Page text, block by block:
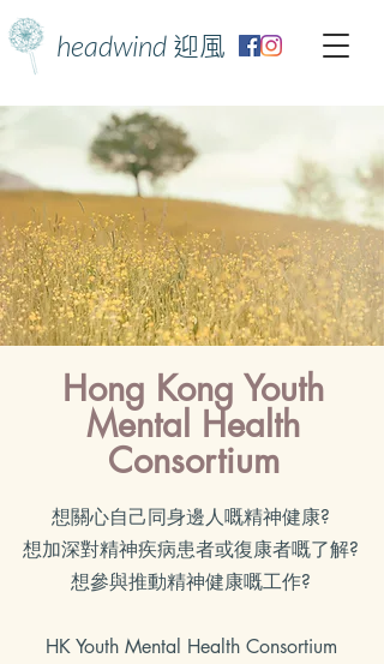
headwind 迎風
Hong Kong Youth
Mental Health
Consortium
想關心自己同身邊人嘅精神健康?
想加深對精神疾病患者或復康者嘅了解?
想參與推動精神健康嘅工作?
HK Youth Mental Health Consortium